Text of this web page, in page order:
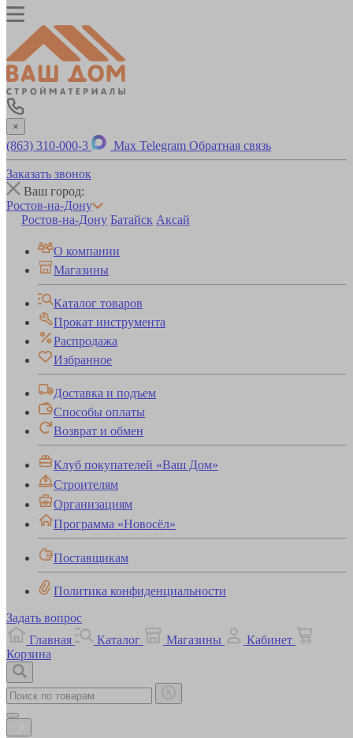
×
(863) 310-000-3 Max Telegram Обратная связь
Заказать звонок
Ваш город:
Ростов-на-Дону
Ростов-на-Дону Батайск Аксай
О компании
Магазины
Каталог товаров
Прокат инструмента
Распродажа
Избранное
Доставка и подъем
Способы оплаты
Возврат и обмен
Клуб покупателей «Ваш Дом»
Строителям
Организациям
Программа «Новосёл»
Поставщикам
Политика конфиденциальности
Задать вопрос
Главная
Каталог Магазины
Кабинет
Корзина